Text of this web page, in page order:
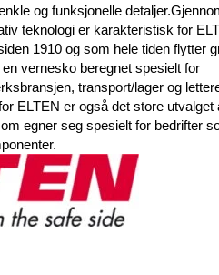
og funksjonelle
teknologi er karakteristisk for
1910 og som hele tiden flytter
vernesko beregnet spesielt for
transport/lager og
ELTEN er også det store utvalget
egner seg spesielt for bedrifter